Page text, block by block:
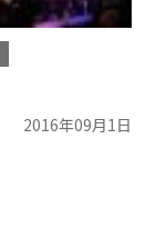
2016年09月1日